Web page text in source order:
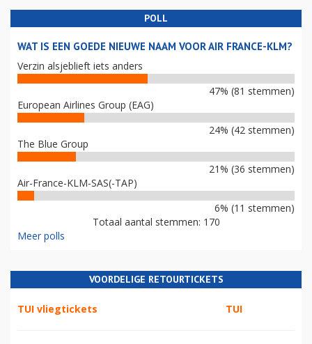
POLL
WAT IS EEN GOEDE NIEUWE NAAM VOOR AIR FRANCE-KLM?
Verzin alsjeblieft iets anders
47% (81 stemmen)
European Airlines Group (EAG)
24% (42 stemmen)
The Blue Group
21% (36 stemmen)
Air-France-KLM-SAS(-TAP)
6% (11 stemmen)
Totaal aantal stemmen: 170
Meer polls
VOORDELIGE RETOURTICKETS
TUI vliegtickets TUI